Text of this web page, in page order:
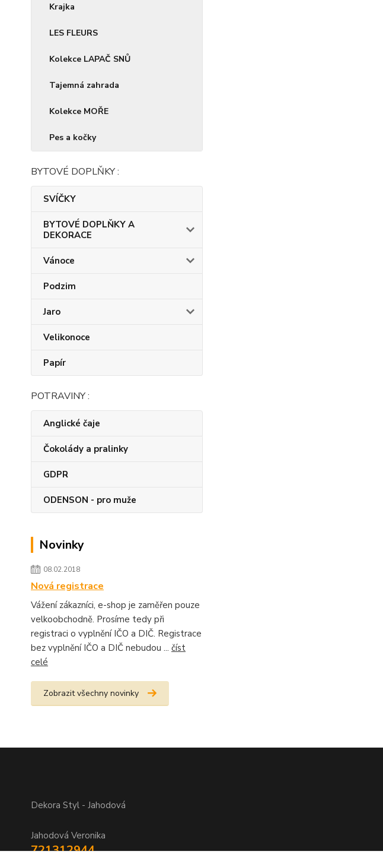
Krajka
LES FLEURS
Kolekce LAPAČ SNŮ
Tajemná zahrada
Kolekce MOŘE
Pes a kočky
BYTOVÉ DOPLŇKY :
SVÍČKY
BYTOVÉ DOPLŇKY A
DEKORACE
Vánoce
Podzim
Jaro
Velikonoce
Papír
POTRAVINY :
Anglické čaje
Čokolády a pralinky
GDPR
ODENSON - pro muže
Novinky
08.02.2018
Nová registrace
Vážení zákazníci, e-shop je zaměřen pouze
velkoobchodně. Prosíme tedy při
registraci o vyplnění IČO a DIČ. Registrace
bez vyplnění IČO a DIČ nebudou ... číst
celé
Zobrazit všechny novinky
Dekora Styl - Jahodová
Jahodová Veronika
721312944